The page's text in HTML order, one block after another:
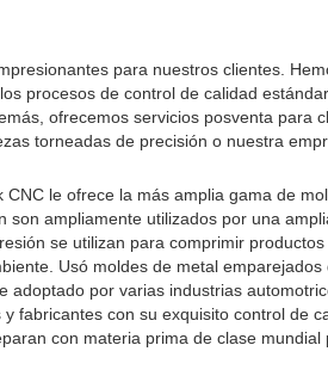
para nuestros clientes.
procesos de control de calidad
ofrecemos servicios posventa para
torneadas de precisión o nuestra
le ofrece la más amplia gama de
ampliamente utilizados por una
se utilizan para comprimir
Usó moldes de metal emparejados
adoptado por varias industrias
fabricantes con su exquisito control de
con materia prima de clase mundial